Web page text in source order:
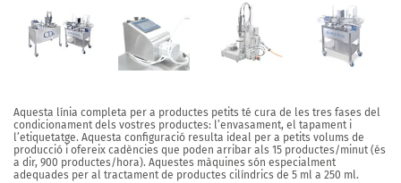
Aquesta línia completa per a productes petits té cura de les tres fases del
condicionament dels vostres productes: l’envasament, el tapament i
l’etiquetatge. Aquesta configuració resulta ideal per a petits volums de
producció i ofereix cadències que poden arribar als 15 productes/minut (és
a dir, 900 productes/hora). Aquestes màquines són especialment
adequades per al tractament de productes cilíndrics de 5 ml a 250 ml.